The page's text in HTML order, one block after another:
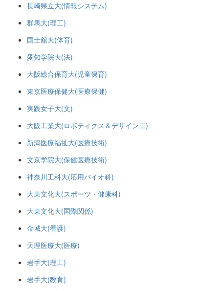
長崎県立大(情報システム)
群馬大(理工)
国士舘大(体育)
愛知学院大(法)
大阪総合保育大(児童保育)
東京医療保健大(医療保健)
実践女子大(文)
大阪工業大(ロボティクス＆デザイン工)
新潟医療福祉大(医療技術)
文京学院大(保健医療技術)
神奈川工科大(応用バイオ科)
大東文化大(スポーツ・健康科)
大東文化大(国際関係)
金城大(看護)
天理医療大(医療)
岩手大(理工)
岩手大(教育)